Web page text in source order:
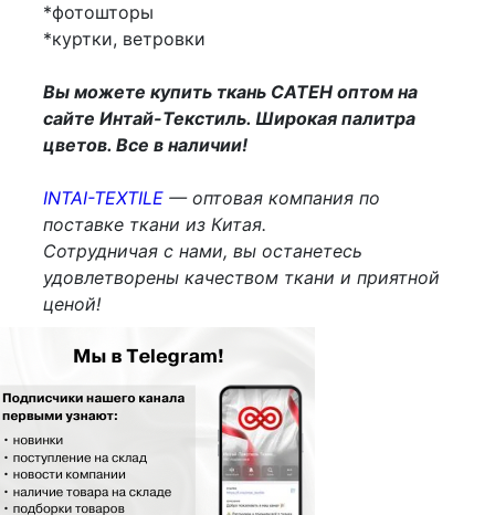
*фотошторы
*куртки, ветровки
Вы можете купить ткань САТЕН оптом на
сайте Интай-Текстиль. Широкая палитра
цветов. Все в наличии!
INTAI-TEXTILE — оптовая компания по
поставке ткани из Китая.
Сотрудничая с нами, вы останетесь
удовлетворены качеством ткани и приятной
ценой!